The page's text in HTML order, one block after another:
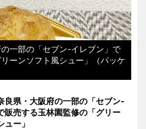
一部の「セブン-イレブン」で
ーンソフト風シュー」（パッケ
良県・大阪府の一部の「セブン-
販売する玉林園監修の「グリー
ュー」